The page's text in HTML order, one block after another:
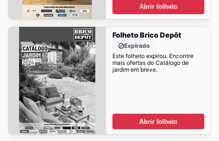
Abrir folheto
Folheto Brico Depôt
Expirado
Este folheto expirou. Encontre
mais ofertas do Catálogo de
jardim em breve.
Abrir folheto